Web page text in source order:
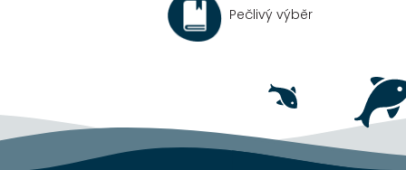
Pečlivý výběr